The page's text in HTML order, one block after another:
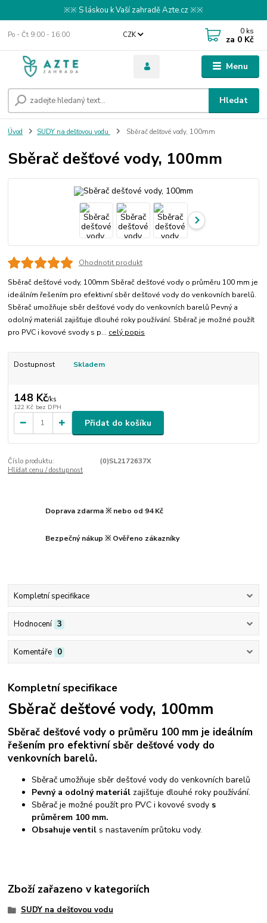
※※ S láskou k Vaší zahradě Azte.cz ※※
Menu
CZK
Hledat
Po - Čt 9:00 - 16:00 0 ks
za 0 Kč
Úvod SUDY na dešťovou vodu Sběrač dešťové vody, 100mm
Sběrač dešťové vody, 100mm
Ohodnotit produkt
Sběrač dešťové vody, 100mm Sběrač dešťové vody o průměru 100 mm je
ideálním řešením pro efektivní sběr dešťové vody do venkovních barelů.
Sběrač umožňuje sběr dešťové vody do venkovních barelů Pevný a
odolný materiál zajišťuje dlouhé roky používání. Sběrač je možné použít
pro PVC i kovové svody s p... celý popis
Dostupnost Skladem
148 Kč/ks
122 Kč bez DPH
Přidat do košíku
Číslo produktu:
(0)SL2172637X
Hlídat cenu / dostupnost
Doprava zdarma ※ nebo od 94 Kč
Bezpečný nákup ※ Ověřeno zákazníky
Kompletní specifikace
Hodnocení 3
Komentáře 0
Kompletní specifikace
Sběrač dešťové vody, 100mm
Sběrač dešťové vody o průměru 100 mm je ideálním
řešením pro efektivní sběr dešťové vody do
venkovních barelů.
Sběrač umožňuje sběr dešťové vody do venkovních barelů
Pevný a odolný materiál zajišťuje dlouhé roky používání.
Sběrač je možné použít pro PVC i kovové svody s
průměrem 100 mm.
Obsahuje ventil s nastavením průtoku vody.
Zboží zařazeno v kategoriích
SUDY na dešťovou vodu